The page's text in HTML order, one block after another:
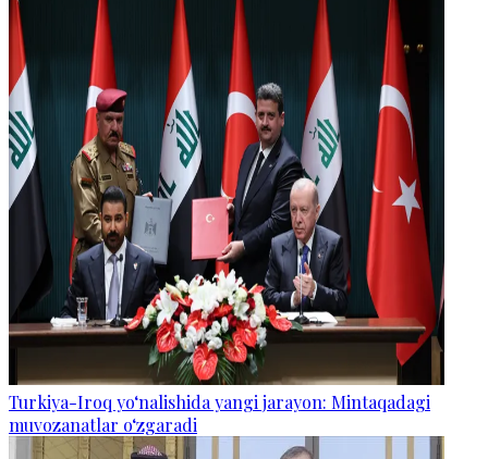
Turkiya-Iroq yo‘nalishida yangi jarayon: Mintaqadagi
muvozanatlar o‘zgaradi